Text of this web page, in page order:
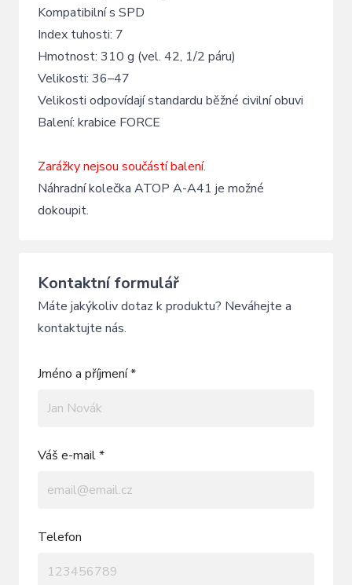
Kompatibilní s SPD
Index tuhosti: 7
Hmotnost: 310 g (vel. 42, 1/2 páru)
Velikosti: 36–47
Velikosti odpovídají standardu běžné civilní obuvi
Balení: krabice FORCE
Zarážky nejsou součástí balení.
Náhradní kolečka ATOP A-A41 je možné
dokoupit.
Kontaktní formulář
Máte jakýkoliv dotaz k produktu? Neváhejte a
kontaktujte nás.
Jméno a příjmení *
Váš e-mail *
Telefon